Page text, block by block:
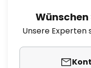
Wünschen
Unsere Experten